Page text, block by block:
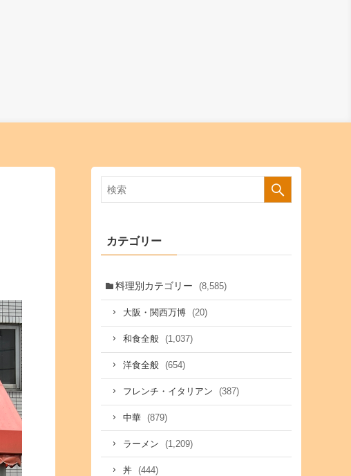
カテゴリー
料理別カテゴリー (8,585)
大阪・関西万博 (20)
和食全般 (1,037)
洋食全般 (654)
フレンチ・イタリアン (387)
中華 (879)
ラーメン (1,209)
丼 (444)